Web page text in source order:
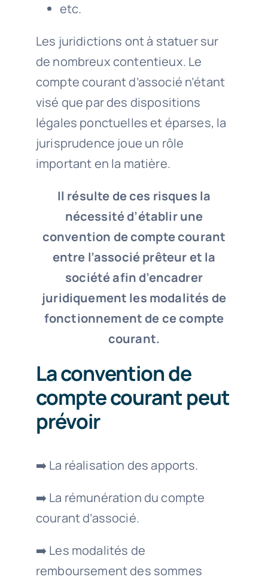
etc.
Les juridictions ont à statuer sur
de nombreux contentieux. Le
compte courant d’associé n’étant
visé que par des dispositions
légales ponctuelles et éparses, la
jurisprudence joue un rôle
important en la matière.
Il résulte de ces risques la
nécessité d’établir une
convention de compte courant
entre l’associé prêteur et la
société afin d’encadrer
juridiquement les modalités de
fonctionnement de ce compte
courant.
La convention de
compte courant peut
prévoir
➡️ La réalisation des apports.
➡️ La rémunération du compte
courant d’associé.
➡️ Les modalités de
remboursement des sommes